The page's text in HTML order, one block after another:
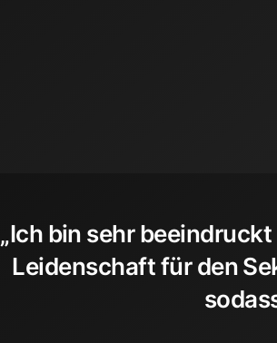
„Ich bin sehr
Leidenschaft für den